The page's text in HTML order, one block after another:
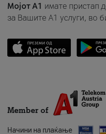
Мојот A1 имате пристап
за Вашите A1 услуги, во
Member of
Начини на плаќање